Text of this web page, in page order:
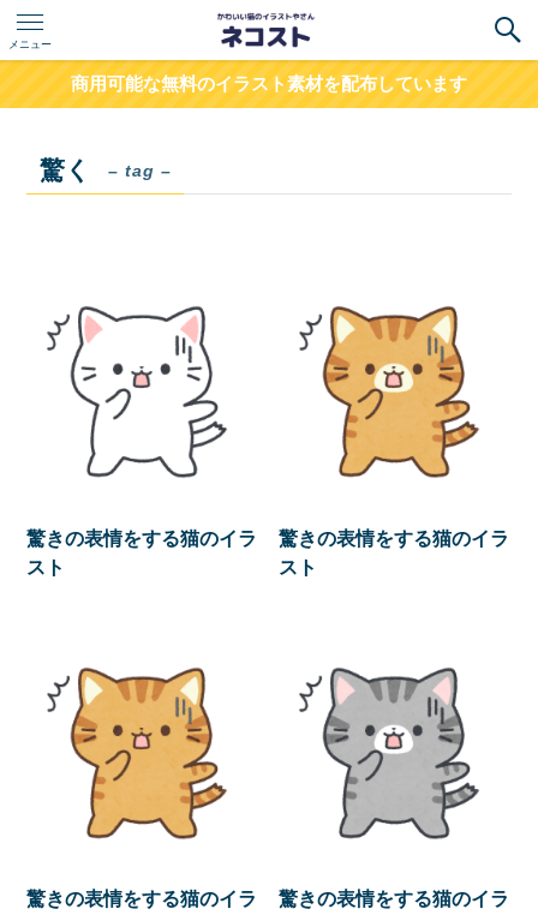
メニュー
商用可能な無料のイラスト素材を配布しています
驚く – tag –
驚きの表情をする猫のイラ
スト
驚きの表情をする猫のイラ
スト
驚きの表情をする猫のイラ
驚きの表情をする猫のイラ